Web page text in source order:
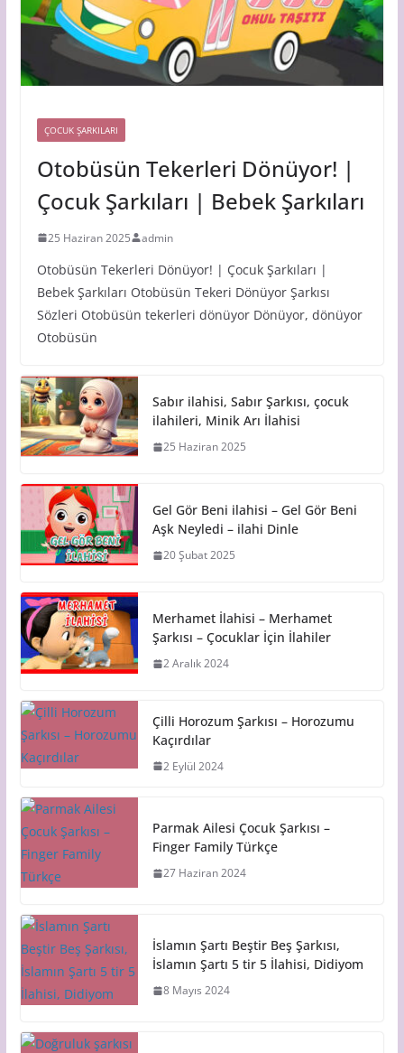
ÇOCUK ŞARKILARI
Otobüsün Tekerleri Dönüyor! |
Çocuk Şarkıları | Bebek Şarkıları
25 Haziran 2025 admin
Otobüsün Tekerleri Dönüyor! | Çocuk Şarkıları |
Bebek Şarkıları Otobüsün Tekeri Dönüyor Şarkısı
Sözleri Otobüsün tekerleri dönüyor Dönüyor, dönüyor
Otobüsün
Sabır ilahisi, Sabır Şarkısı, çocuk
ilahileri, Minik Arı İlahisi
25 Haziran 2025
Gel Gör Beni ilahisi – Gel Gör Beni
Aşk Neyledi – ilahi Dinle
20 Şubat 2025
Merhamet İlahisi – Merhamet
Şarkısı – Çocuklar İçin İlahiler
2 Aralık 2024
Çilli Horozum Şarkısı – Horozumu
Kaçırdılar
2 Eylül 2024
Parmak Ailesi Çocuk Şarkısı –
Finger Family Türkçe
27 Haziran 2024
İslamın Şartı Beştir Beş Şarkısı,
İslamın Şartı 5 tir 5 İlahisi, Didiyom
8 Mayıs 2024